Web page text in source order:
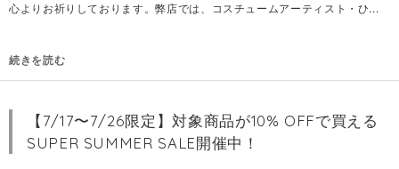
心よりお祈りしております。弊店では、コスチュームアーティスト・ひ...
続きを読む
【7/17〜7/26限定】対象商品が10% OFFで買える
SUPER SUMMER SALE開催中！